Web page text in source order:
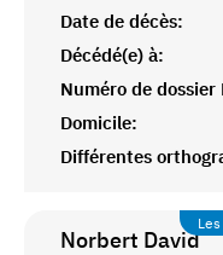
Date de décès:
Décédé(e) à:
Numéro de dossier
Domicile:
Différentes
Norbert David